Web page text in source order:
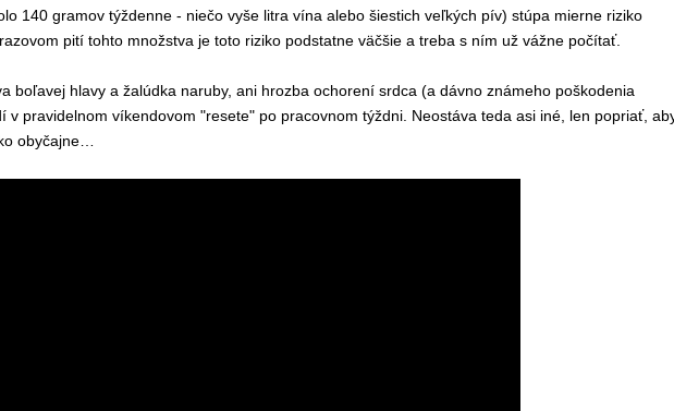
140 gramov týždenne - niečo vyše litra vína alebo šiestich veľkých pív) stúpa mierne riziko
pití tohto množstva je toto riziko podstatne väčšie a treba s ním už vážne počítať.
boľavej hlavy a žalúdka naruby, ani hrozba ochorení srdca (a dávno známeho poškodenia
v pravidelnom víkendovom "resete" po pracovnom týždni. Neostáva teda asi iné, len popriať,
obyčajne…